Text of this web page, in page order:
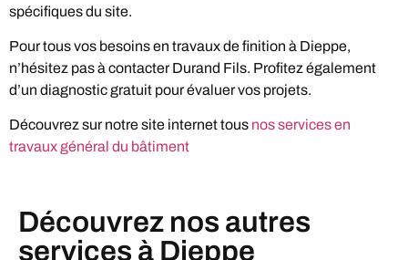
spécifiques du site.
Pour tous vos besoins en travaux de finition à Dieppe,
n’hésitez pas à contacter Durand Fils. Profitez également
d’un diagnostic gratuit pour évaluer vos projets.
Découvrez sur notre site internet tous nos services en
travaux général du bâtiment
Découvrez nos autres
services à Dieppe